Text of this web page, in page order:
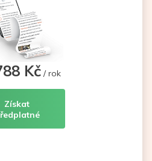
Kč / rok
Získat